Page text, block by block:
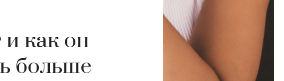
как он
больше